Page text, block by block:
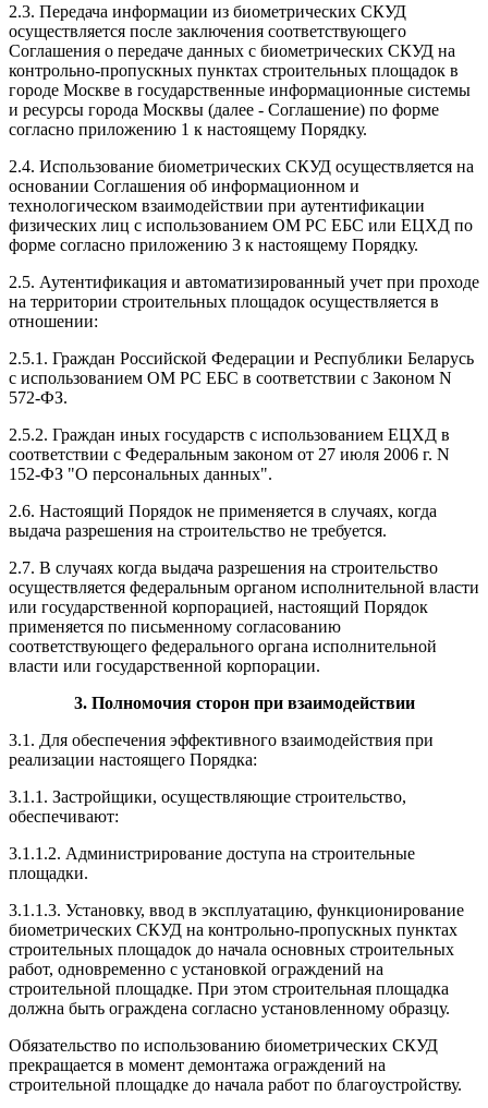
2.3. Передача информации из биометрических СКУД
осуществляется после заключения соответствующего
Соглашения о передаче данных с биометрических СКУД на
контрольно-пропускных пунктах строительных площадок в
городе Москве в государственные информационные системы
и ресурсы города Москвы (далее - Соглашение) по форме
согласно приложению 1 к настоящему Порядку.
2.4. Использование биометрических СКУД осуществляется на
основании Соглашения об информационном и
технологическом взаимодействии при аутентификации
физических лиц с использованием ОМ РС ЕБС или ЕЦХД по
форме согласно приложению 3 к настоящему Порядку.
2.5. Аутентификация и автоматизированный учет при проходе
на территории строительных площадок осуществляется в
отношении:
2.5.1. Граждан Российской Федерации и Республики Беларусь
с использованием ОМ РС ЕБС в соответствии с Законом N
572-ФЗ.
2.5.2. Граждан иных государств с использованием ЕЦХД в
соответствии с Федеральным законом от 27 июля 2006 г. N
152-ФЗ "О персональных данных".
2.6. Настоящий Порядок не применяется в случаях, когда
выдача разрешения на строительство не требуется.
2.7. В случаях когда выдача разрешения на строительство
осуществляется федеральным органом исполнительной власти
или государственной корпорацией, настоящий Порядок
применяется по письменному согласованию
соответствующего федерального органа исполнительной
власти или государственной корпорации.
3. Полномочия сторон при взаимодействии
3.1. Для обеспечения эффективного взаимодействия при
реализации настоящего Порядка:
3.1.1. Застройщики, осуществляющие строительство,
обеспечивают:
3.1.1.2. Администрирование доступа на строительные
площадки.
3.1.1.3. Установку, ввод в эксплуатацию, функционирование
биометрических СКУД на контрольно-пропускных пунктах
строительных площадок до начала основных строительных
работ, одновременно с установкой ограждений на
строительной площадке. При этом строительная площадка
должна быть ограждена согласно установленному образцу.
Обязательство по использованию биометрических СКУД
прекращается в момент демонтажа ограждений на
строительной площадке до начала работ по благоустройству.